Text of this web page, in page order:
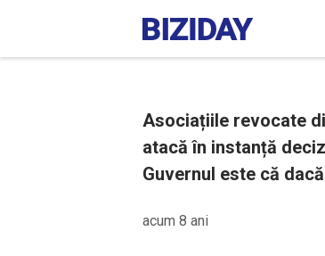
Asociațiile revocate
atacă în instanță
Guvernul este că
acum 8 ani